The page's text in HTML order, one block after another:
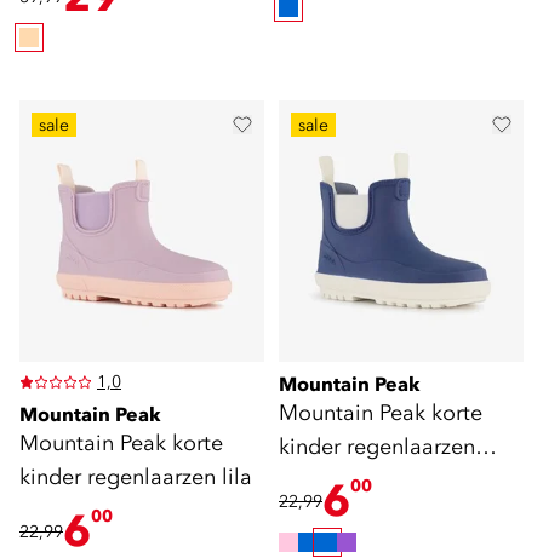
sale
1,0
Mountain Peak
Mountain Peak korte
kinder regenlaarzen lila
22,99600
sale
Mountain Peak
Mountain Peak korte
kinder regenlaarzen
blauw
22,99600